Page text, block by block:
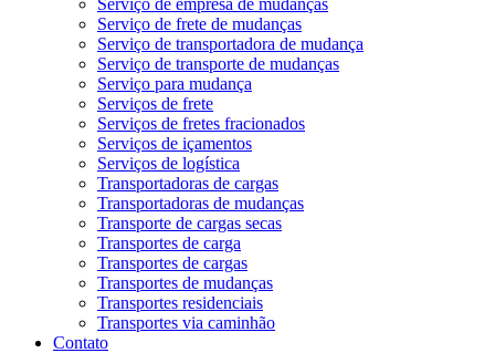
Serviço de empresa de mudanças
Serviço de frete de mudanças
Serviço de transportadora de mudança
Serviço de transporte de mudanças
Serviço para mudança
Serviços de frete
Serviços de fretes fracionados
Serviços de içamentos
Serviços de logística
Transportadoras de cargas
Transportadoras de mudanças
Transporte de cargas secas
Transportes de carga
Transportes de cargas
Transportes de mudanças
Transportes residenciais
Transportes via caminhão
Contato